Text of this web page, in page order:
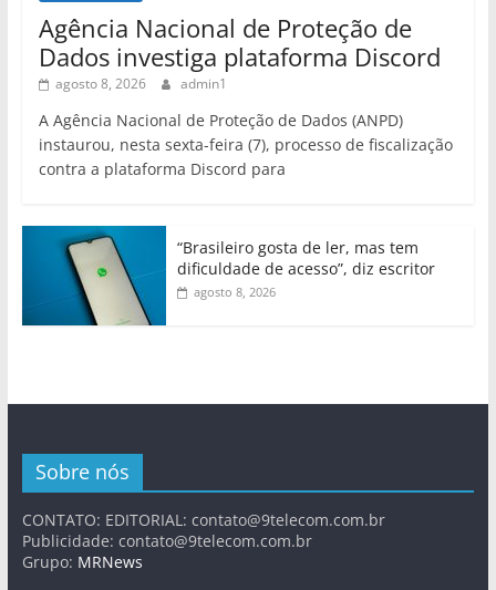
Agência Nacional de Proteção de
Dados investiga plataforma Discord
agosto 8, 2026 admin1
A Agência Nacional de Proteção de Dados (ANPD)
instaurou, nesta sexta-feira (7), processo de fiscalização
contra a plataforma Discord para
“Brasileiro gosta de ler, mas tem
dificuldade de acesso”, diz escritor
agosto 8, 2026
Sobre nós
CONTATO: EDITORIAL: contato@9telecom.com.br
Publicidade: contato@9telecom.com.br
Grupo: MRNews